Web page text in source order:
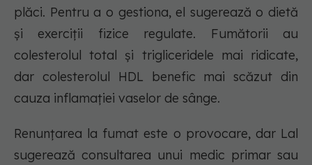
plăci. Pentru a o gestiona, el sugerează o dietă
și exerciții fizice regulate. Fumătorii au
colesterolul total și trigliceridele mai ridicate,
dar colesterolul HDL benefic mai scăzut din
cauza inflamației vaselor de sânge.
Renunțarea la fumat este o provocare, dar Lal
sugerează consultarea unui medic primar sau